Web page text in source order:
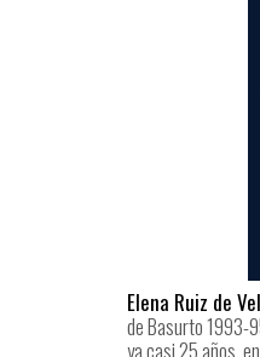
Elena Ruiz de
de Basurto 1993-
ya casi 25 años,